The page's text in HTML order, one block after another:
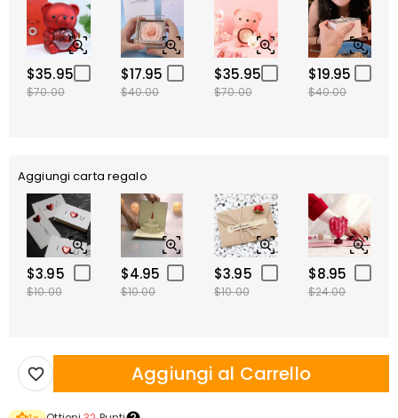
$35.95
$70.00
$17.95
$40.00
$35.95
$70.00
$19.95
$40.00
Aggiungi carta regalo
$3.95
$10.00
$4.95
$10.00
$3.95
$10.00
$8.95
$24.00
Aggiungi al Carrello